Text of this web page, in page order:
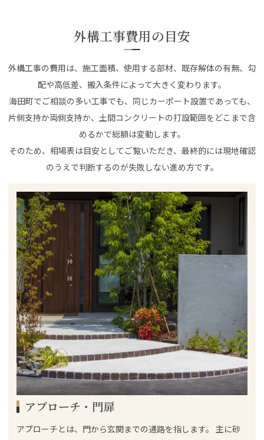
外構工事費用の目安
外構工事の費用は、施工面積、使用する部材、既存解体の有無、勾
配や高低差、搬入条件によって大きく変わります。
海田町でご相談の多い工事でも、同じカーポート設置であっても、
片側支持か両側支持か、土間コンクリートの打設範囲をどこまで含
めるかで総額は変動します。
そのため、相場表は目安としてご覧いただき、最終的には現地確認
のうえで判断するのが失敗しない進め方です。
アプローチ・門扉
アプローチとは、門から玄関までの通路を指します。 主に砂